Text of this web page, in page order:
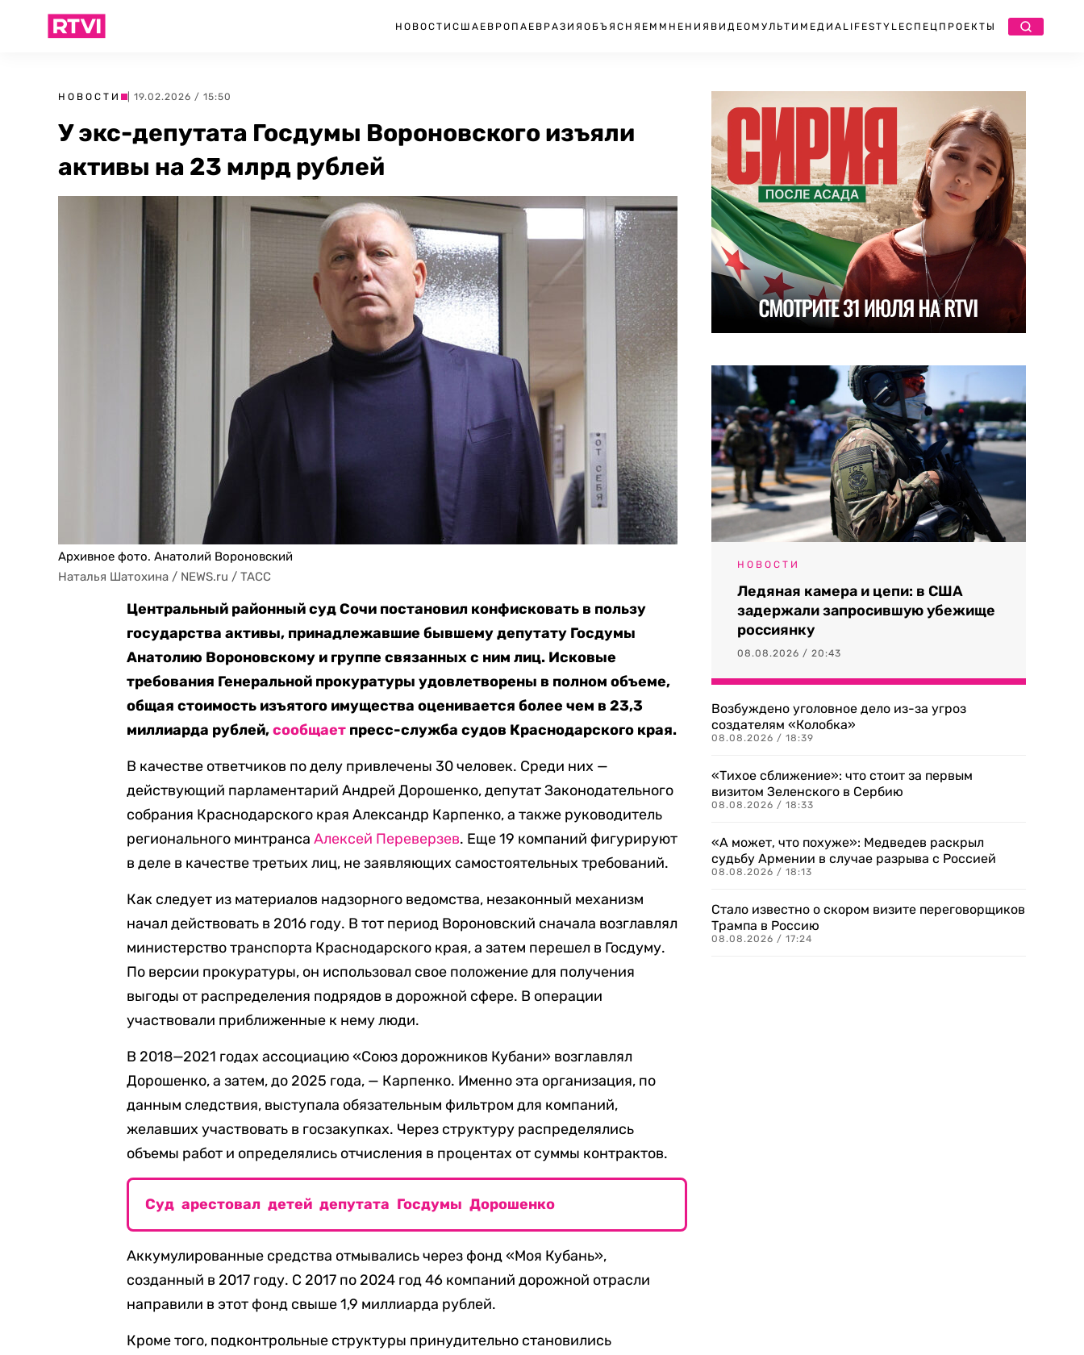
НОВОСТИ США ЕВРОПА ЕВРАЗИЯ ОБЪЯСНЯЕМ МНЕНИЯ ВИДЕО МУЛЬТИМЕДИА LIFESTYLEСПЕЦПРОЕКТЫ
НОВОСТИ | 19.02.2026 / 15:50
У экс-депутата Госдумы Вороновского изъяли
активы на 23 млрд рублей
Архивное фото. Анатолий Вороновский
Наталья Шатохина / NEWS.ru / TACC
Центральный районный суд Сочи постановил конфисковать в пользу
государства активы, принадлежавшие бывшему депутату Госдумы
Анатолию Вороновскому и группе связанных с ним лиц. Исковые
требования Генеральной прокуратуры удовлетворены в полном объеме,
общая стоимость изъятого имущества оценивается более чем в 23,3
миллиарда рублей,сообщает пресс-служба судов Краснодарского края.
В качестве ответчиков по делу привлечены 30 человек. Среди них —
действующий парламентарий Андрей Дорошенко, депутат Законодательного
собрания Краснодарского края Александр Карпенко, а также руководитель
регионального минтрансаАлексей Переверзев. Еще 19 компаний фигурируют
в деле в качестве третьих лиц, не заявляющих самостоятельных требований.
Как следует из материалов надзорного ведомства, незаконный механизм
начал действовать в 2016 году. В тот период Вороновский сначала возглавлял
министерство транспорта Краснодарского края, а затем перешел в Госдуму.
По версии прокуратуры, он использовал свое положение для получения
выгоды от распределения подрядов в дорожной сфере. В операции
участвовали приближенные к нему люди.
В 2018—2021 годах ассоциацию «Союз дорожников Кубани» возглавлял
Дорошенко, а затем, до 2025 года, — Карпенко. Именно эта организация, по
данным следствия, выступала обязательным фильтром для компаний,
желавших участвовать в госзакупках. Через структуру распределялись
объемы работ и определялись отчисления в процентах от суммы контрактов.
Суд арестовал детей депутата Госдумы Дорошенко
Аккумулированные средства отмывались через фонд «Моя Кубань»,
созданный в 2017 году. С 2017 по 2024 год 46 компаний дорожной отрасли
направили в этот фонд свыше 1,9 миллиарда рублей.
Кроме того, подконтрольные структуры принудительно становились
НОВОСТИ
Ледяная камера и цепи: в США
задержали запросившую убежище
россиянку
08.08.2026 / 20:43
Возбуждено уголовное дело из-за угроз
создателям «Колобка»
08.08.2026 / 18:39
«Тихое сближение»: что стоит за первым
визитом Зеленского в Сербию
08.08.2026 / 18:33
«А может, что похуже»: Медведев раскрыл
судьбу Армении в случае разрыва с Россией
08.08.2026 / 18:13
Стало известно о скором визите переговорщиков
Трампа в Россию
08.08.2026 / 17:24